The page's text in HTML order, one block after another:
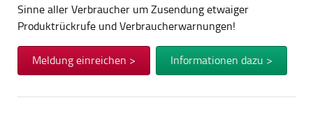
Sinne aller Verbraucher um Zusendung etwaiger
Produktrückrufe und Verbraucherwarnungen!
Meldung einreichen > Informationen dazu >